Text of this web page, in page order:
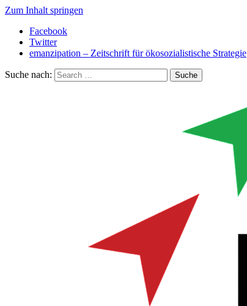
Zum Inhalt springen
Facebook
Twitter
emanzipation – Zeitschrift für ökosozialistische Strategie
Suche nach: